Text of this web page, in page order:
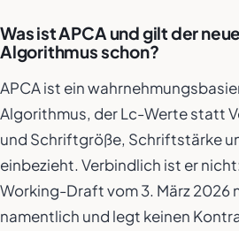
Was ist APCA und gilt der
Algorithmus schon?
APCA ist ein
Algorithmus, der Lc-Werte statt
und Schriftgröße, Schriftstärke
einbezieht. Verbindlich ist er
Working-Draft vom 3. März 2026
namentlich und legt keinen